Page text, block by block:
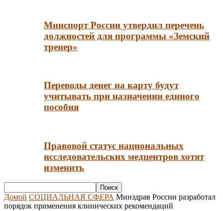
Минспорт России утвердил перечень
должностей для программы «Земский
тренер»
Переводы денег на карту будут
учитывать при назначении единого
пособия
Правовой статус национальных
исследовательских медцентров хотят
изменить
Домой СОЦИАЛЬНАЯ СФЕРА Минздрав России разработал
порядок применения клинических рекомендаций